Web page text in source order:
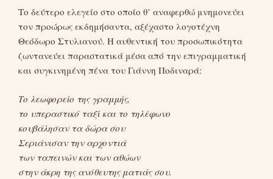
Το δεύτερο ελεγείο στο οποίο θ’ αναφερθώ μνημονεύει
τον προώρως εκδημήσαντα, αξέχαστο λογοτέχνη
Θεόδωρο Στυλιανού. Η αυθεντική του προσωπικότητα
ζωντανεύει παραστατικά μέσα από την επιγραμματική
και συγκινημένη πένα του Γιάννη Ποδιναρά:
Το λεωφορείο της γραμμής,
το υπεραστικό ταξί και το τηλέφωνο
κουβάλησαν τα δώρα σου
Σεριάνισαν την αρχοντιά
των ταπεινών και των αθώων
στην άκρη της ανόθευτης ματιάς σου.